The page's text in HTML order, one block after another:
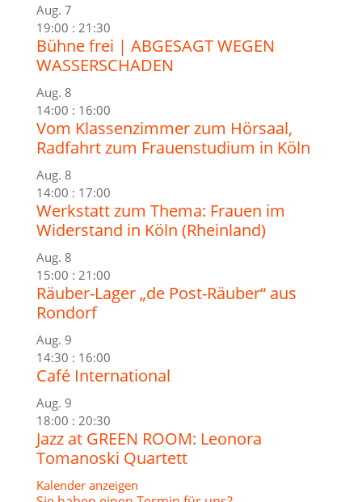
Aug. 7
19:00 : 21:30
Bühne frei | ABGESAGT WEGEN
WASSERSCHADEN
Aug. 8
14:00 : 16:00
Vom Klassenzimmer zum Hörsaal,
Radfahrt zum Frauenstudium in Köln
Aug. 8
14:00 : 17:00
Werkstatt zum Thema: Frauen im
Widerstand in Köln (Rheinland)
Aug. 8
15:00 : 21:00
Räuber-Lager „de Post-Räuber“ aus
Rondorf
Aug. 9
14:30 : 16:00
Café International
Aug. 9
18:00 : 20:30
Jazz at GREEN ROOM: Leonora
Tomanoski Quartett
Kalender anzeigen